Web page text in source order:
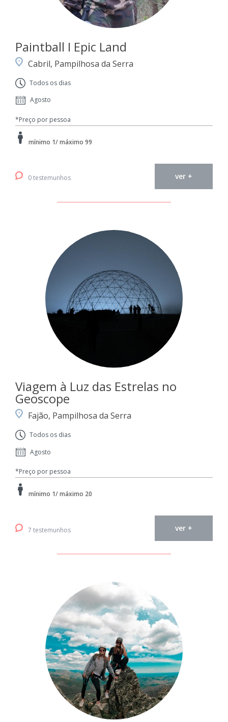
Paintball I Epic Land
Cabril, Pampilhosa da Serra
Todos os dias
Agosto
*Preço por pessoa
mínimo 1/ máximo 99
0 testemunhos ver +
Viagem à Luz das Estrelas no
Geoscope
Fajão, Pampilhosa da Serra
Todos os dias
Agosto
*Preço por pessoa
mínimo 1/ máximo 20
7 testemunhos ver +